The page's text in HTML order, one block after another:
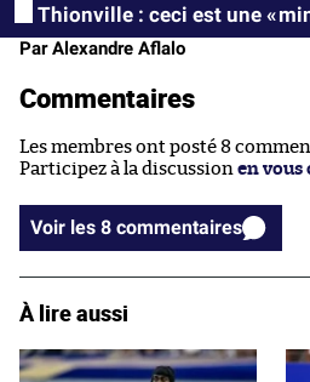
Thionville : ceci est une «
Par Alexandre Aflalo
Commentaires
Les membres ont posté 8
Participez à la discussion en vous
Voir les 8 commentaires
À lire aussi